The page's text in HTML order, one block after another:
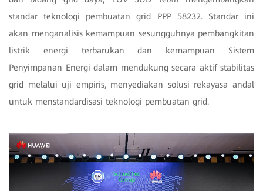
standar teknologi pembuatan grid PPP 58232. Standar ini
akan menganalisis kemampuan sesungguhnya pembangkitan
listrik energi terbarukan dan kemampuan Sistem
Penyimpanan Energi dalam mendukung secara aktif stabilitas
grid melalui uji empiris, menyediakan solusi rekayasa andal
untuk menstandardisasi teknologi pembuatan grid.